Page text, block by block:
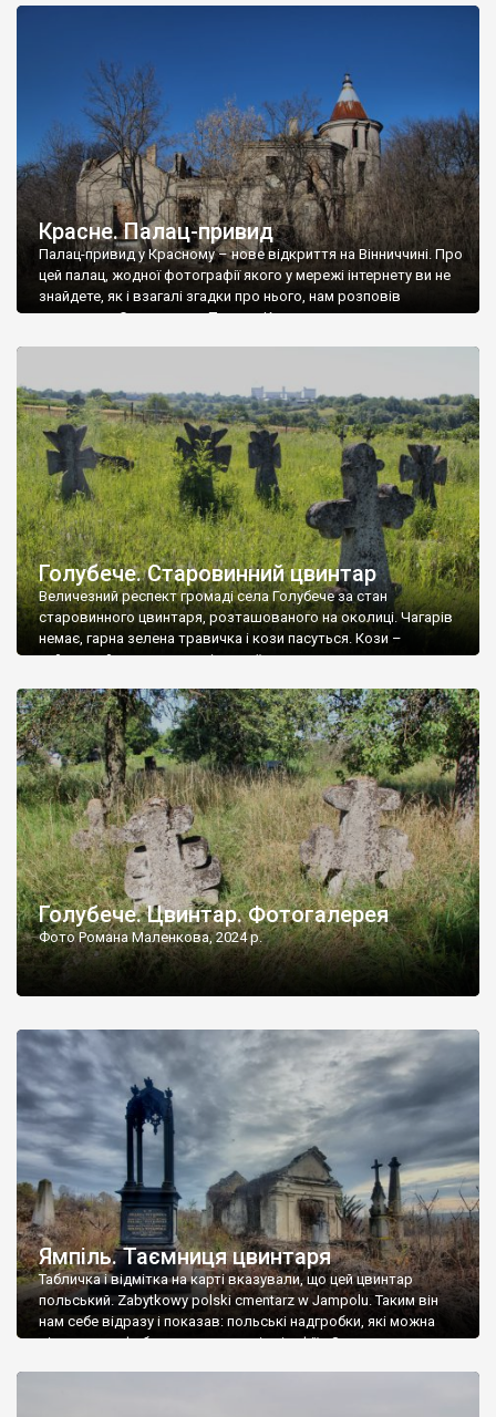
Красне. Палац-привид
Палац-привид у Красному – нове відкриття на Вінниччині. Про
цей палац, жодної фотографії якого у мережі інтернету ви не
знайдете, як і взагалі згадки про нього, нам розповів
мешканець Самгородка. Палац у Красному вразив не лише
Голубече. Старовинний цвинтар
Величезний респект громаді села Голубече за стан
старовинного цвинтаря, розташованого на околиці. Чагарів
немає, гарна зелена травичка і кози пасуться. Кози –
найкращий регулятор шкідливої, для старих кладовищ,
бруньками, кози ті бруньки обгризають, бо то улюблений
делікатес. На цвинтарі у Голубечому ціла колекція
різноманітних форм хрестів. Село відносно невелике, […]
Голубече. Цвинтар. Фотогалерея
Фото Романа Маленкова, 2024 р.
Ямпіль. Таємниця цвинтаря
Табличка і відмітка на карті вказували, що цей цвинтар
польський. Zabytkowy polski cmentarz w Jampolu. Таким він
нам себе відразу і показав: польські надгробки, які можна
віднести до фабричних, польські епітафії… Загалом цвинтар